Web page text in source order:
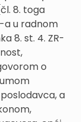
8. toga
a u radnom
8. st. 4. ZR-
o
a